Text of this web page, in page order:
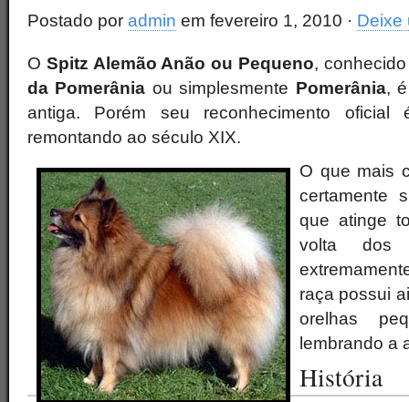
Postado por admin em fevereiro 1, 2010 · Deixe
O Spitz Alemão Anão ou Pequeno,
da Pomerânia ou simplesmente Pomerânia,
antiga. Porém seu reconhecimento oficial
remontando ao século XIX.
O que mais
certamente
que atinge
volta
raça possui
orelhas
lembrando a
História